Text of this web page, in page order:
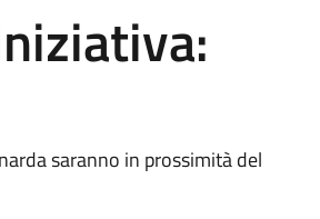
saranno in prossimità del